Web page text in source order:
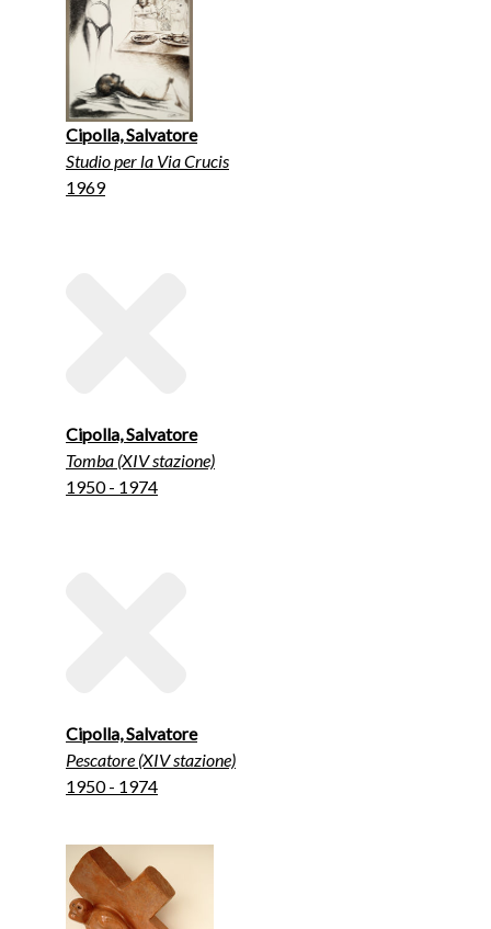
Cipolla, Salvatore
Studio per la Via Crucis
1969
Cipolla, Salvatore
Tomba (XIV stazione)
1950 - 1974
Cipolla, Salvatore
Pescatore (XIV stazione)
1950 - 1974